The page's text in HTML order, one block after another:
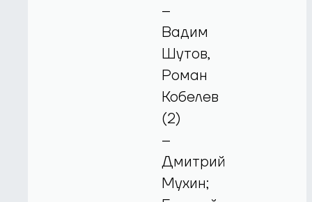
–
Вадим
Шутов,
Роман
Кобелев
(2)
–
Дмитрий
Мухин;